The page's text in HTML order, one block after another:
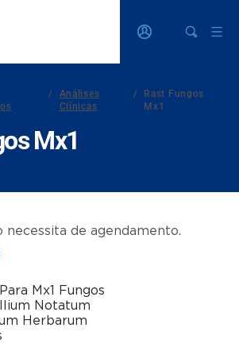
/
Análises
Clínicas
/
Rast Fungos
Mx1
Mx1
necessita de agendamento.
Mx1 Fungos
Notatum
Herbarum